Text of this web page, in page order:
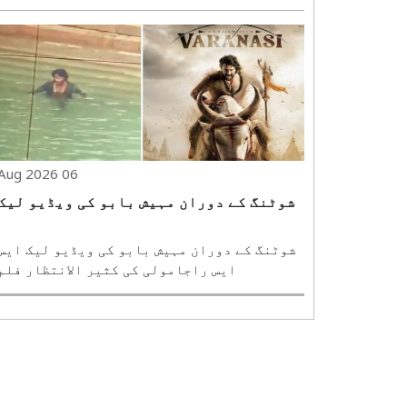
انٹرٹینمنٹ نے اب ملیالم ویمپائر
فلم ''ہاف'' کے ساتھ کام شروع کر دیا ہے۔
میڈیا کے ذریعے یہ خبر شیئر کرتے ہوئے
06 Aug 2026
شوٹنگ کے دوران مہیش بابو کی ویڈیو
شوٹنگ کے دوران مہیش بابو کی
ایس راجامولی کی کثیر الانتظار فلم